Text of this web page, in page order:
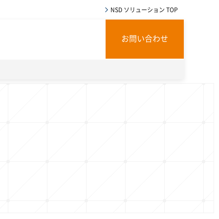
NSD ソリューション TOP
お問い合わせ